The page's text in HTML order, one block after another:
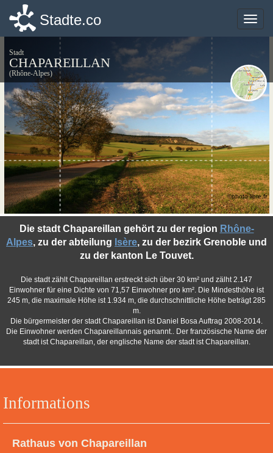
Toggle
Stadte.co
Stadt
CHAPAREILLAN
(Rhône-Alpes)
Informations
Rathaus von Chapareillan
Die stadt Chapareillan gehört zu der region Rhône-
Alpes, zu der abteilung Isère, zu der bezirk Grenoble und
zu der kanton Le Touvet.
Die stadt zählt Chapareillan erstreckt sich über 30 km² und zälht 2.147
Einwohner für eine Dichte von 71,57 Einwohner pro km². Die Mindesthöhe ist
245 m, die maximale Höhe ist 1.934 m, die durchschnittliche Höhe beträgt 285
m.
Die bürgermeister der stadt Chapareillan ist Daniel Bosa Auftrag 2008-2014.
Die Einwohner werden Chapareillannais genannt.. Der französische Name der
stadt ist Chapareillan, der englische Name der stadt ist Chapareillan.
©photo-libre.fr
Toggle
Stadte.co